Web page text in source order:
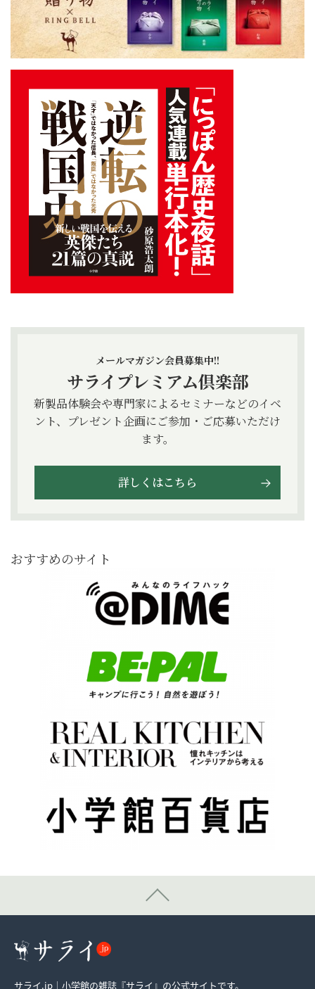
メールマガジン会員募集中!!
サライプレミアム倶楽部
新製品体験会や専門家によるセミナーなどのイベ
ント、プレゼント企画にご参加・ご応募いただけ
ます。
詳しくはこちら
おすすめのサイト
サライ.jp｜小学館の雑誌『サライ』の公式サイトです。